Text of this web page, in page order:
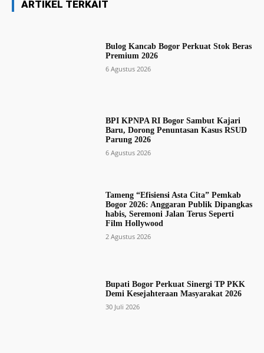
ARTIKEL TERKAIT
Bulog Kancab Bogor Perkuat Stok Beras
Premium 2026
6 Agustus 2026
BPI KPNPA RI Bogor Sambut Kajari
Baru, Dorong Penuntasan Kasus RSUD
Parung 2026
6 Agustus 2026
Tameng “Efisiensi Asta Cita” Pemkab
Bogor 2026: Anggaran Publik Dipangkas
habis, Seremoni Jalan Terus Seperti
Film Hollywood
2 Agustus 2026
Bupati Bogor Perkuat Sinergi TP PKK
Demi Kesejahteraan Masyarakat 2026
30 Juli 2026